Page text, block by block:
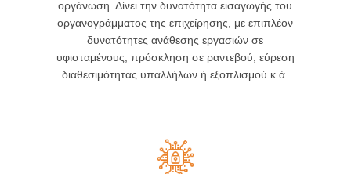
οργάνωση. Δίνει την δυνατότητα εισαγωγής του
οργανογράμματος της επιχείρησης, με επιπλέον
δυνατότητες ανάθεσης εργασιών σε
υφισταμένους, πρόσκληση σε ραντεβού, εύρεση
διαθεσιμότητας υπαλλήλων ή εξοπλισμού κ.ά.